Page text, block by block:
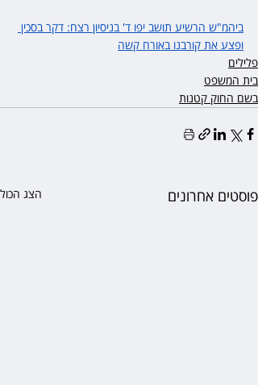
ביהמ"ש הרשיע תושב יפו ד' בניסיון רצח: דקר בסכין
ופצע את קורבנו באורח קשה
פלילים
בית המשפט
בשם החוק קטנות
פוסטים אחרונים הצג הכול